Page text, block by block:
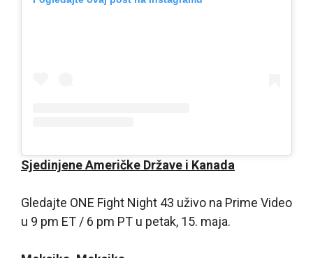
Sjedinjene Američke Države i Kanada
Gledajte ONE Fight Night 43 uživo na Prime Video
u 9 pm ET / 6 pm PT u petak, 15. maja.